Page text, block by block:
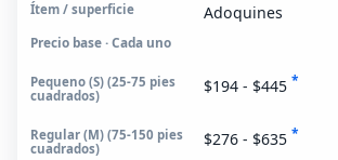
Adoquines
Precio base · Cada uno
$194 - $445 *
$276 - $635 *